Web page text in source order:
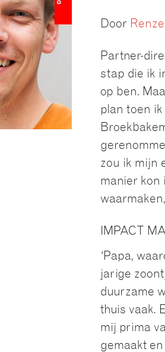
Door
Partner-
stap die ik
op ben.
plan toen
zou ik mijn
manier kon
IMPACT
‘Papa,
jarige
duurzame
thuis vaak.
mij prima
gemaakt